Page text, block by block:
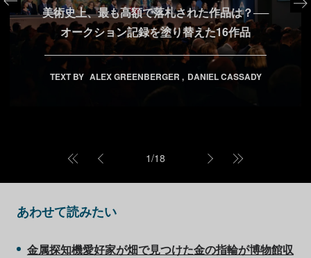
美術史上、最も高額で落札された作品は？──
オークション記録を塗り替えた16作品
TEXT BY ALEX GREENBERGER DANIEL CASSADY
1/18
あわせて読みたい
金属探知機愛好家が畑で見つけた金の指輪が博物館収